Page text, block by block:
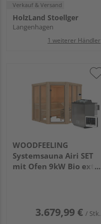
Verkauf & Versand
HolzLand Stoellger
Langenhagen
1 weiterer Händler
WOODFEELING
Systemsauna Airi SET
mit Ofen 9kW Bio ext.
3.679,99 € / Stk.